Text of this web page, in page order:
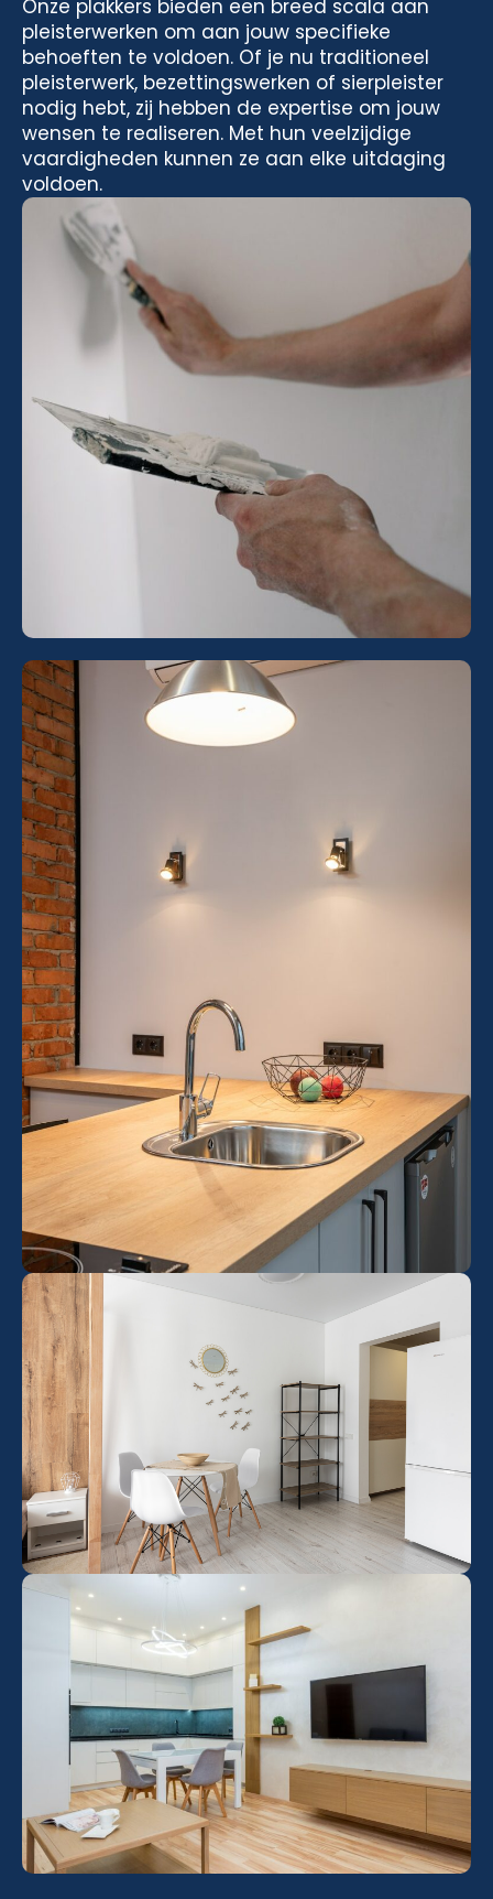
Onze plakkers bieden een breed scala aan
pleisterwerken om aan jouw specifieke
behoeften te voldoen. Of je nu traditioneel
pleisterwerk, bezettingswerken of sierpleister
nodig hebt, zij hebben de expertise om jouw
wensen te realiseren. Met hun veelzijdige
vaardigheden kunnen ze aan elke uitdaging
voldoen.